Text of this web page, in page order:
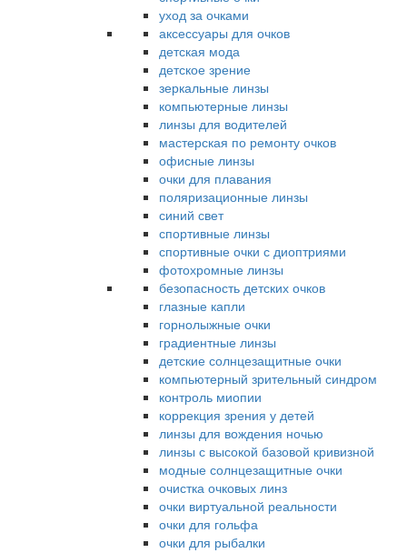
уход за очками
аксессуары для очков
детская мода
детское зрение
зеркальные линзы
компьютерные линзы
линзы для водителей
мастерская по ремонту очков
офисные линзы
очки для плавания
поляризационные линзы
синий свет
спортивные линзы
спортивные очки с диоптриями
фотохромные линзы
безопасность детских очков
глазные капли
горнолыжные очки
градиентные линзы
детские солнцезащитные очки
компьютерный зрительный синдром
контроль миопии
коррекция зрения у детей
линзы для вождения ночью
линзы с высокой базовой кривизной
модные солнцезащитные очки
очистка очковых линз
очки виртуальной реальности
очки для гольфа
очки для рыбалки